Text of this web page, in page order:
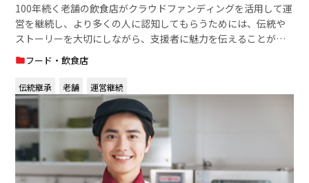
100年続く老舗の飲食店がクラウドファンディングを活用して運
営を継続し、より多くの人に認知してもらうためには、伝統や
ストーリーを大切にしながら、支援者に魅力を伝えることが重
要です。明確な目標の設定とアピールや、歴史と伝統をアピー
ルするなど、さまざまなアイデアが必要です。
フード・飲食店
伝統継承 老舗 運営継続